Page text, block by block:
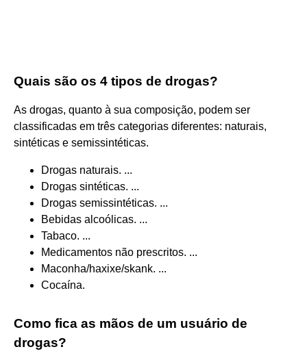
Quais são os 4 tipos de drogas?
As drogas, quanto à sua composição, podem ser
classificadas em três categorias diferentes: naturais,
sintéticas e semissintéticas.
Drogas naturais. ...
Drogas sintéticas. ...
Drogas semissintéticas. ...
Bebidas alcoólicas. ...
Tabaco. ...
Medicamentos não prescritos. ...
Maconha/haxixe/skank. ...
Cocaína.
Como fica as mãos de um usuário de
drogas?